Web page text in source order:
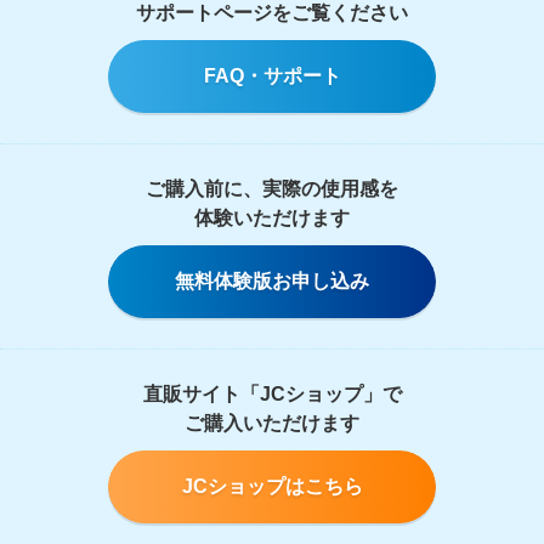
サポートページをご覧ください
FAQ・サポート
ご購入前に、実際の使用感を
体験いただけます
無料体験版お申し込み
直販サイト「JCショップ」で
ご購入いただけます
JCショップはこちら